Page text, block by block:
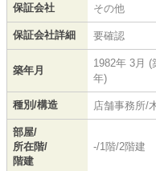
保証会社 その他
保証会社詳細 要確認
築年月
1982年 3月 (
年)
種別/構造 店舗事務所/
部屋/
所在階/
階建
-/1階/2階建